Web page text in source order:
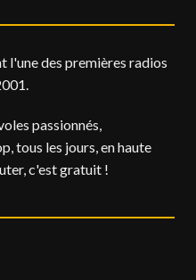
l'une des premières radios
passionnés,
tous les jours, en haute
c'est gratuit !